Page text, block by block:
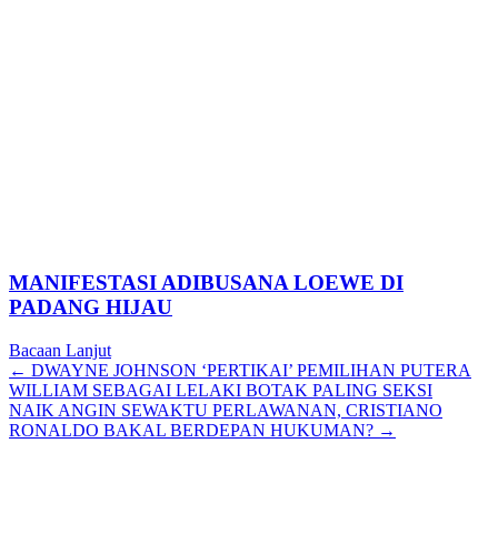
MANIFESTASI ADIBUSANA LOEWE DI
PADANG HIJAU
Bacaan Lanjut
Posts
navigation
← DWAYNE JOHNSON ‘PERTIKAI’ PEMILIHAN PUTERA
WILLIAM SEBAGAI LELAKI BOTAK PALING SEKSI
NAIK ANGIN SEWAKTU PERLAWANAN, CRISTIANO
RONALDO BAKAL BERDEPAN HUKUMAN? →